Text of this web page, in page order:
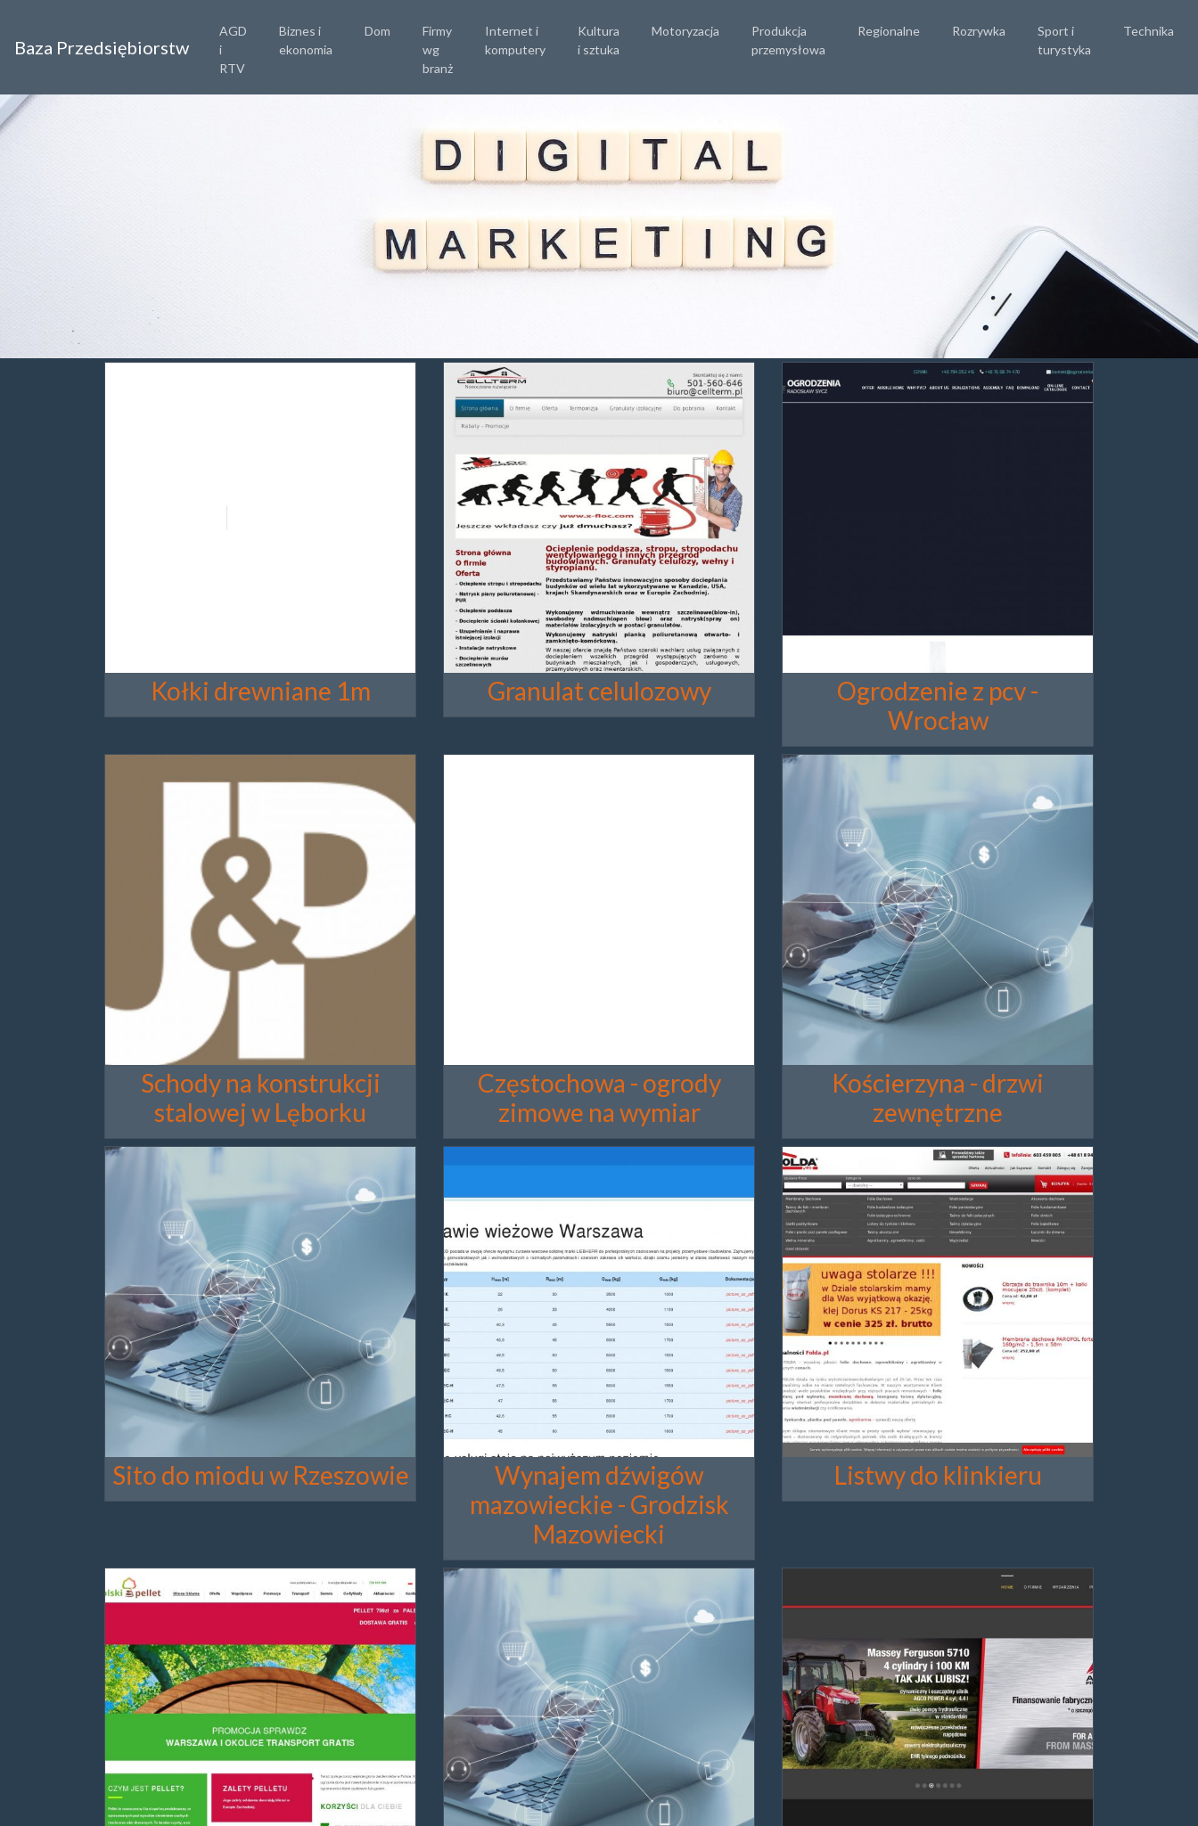
Baza Przedsiębiorstw
AGD
i
RTV
Biznes i
ekonomia
Dom
Firmy
wg
branż
Internet i
komputery
Kultura
i sztuka
Motoryzacja
Produkcja
przemysłowa
Regionalne Rozrywka
Sport i
turystyka
Technika
Kołki drewniane 1m Granulat celulozowy
Ogrodzenie z pcv -
Wrocław
Schody na konstrukcji
stalowej w Lęborku
Częstochowa - ogrody
zimowe na wymiar
Kościerzyna - drzwi
zewnętrzne
Sito do miodu w Rzeszowie
Wynajem dźwigów
mazowieckie - Grodzisk
Mazowiecki
Listwy do klinkieru